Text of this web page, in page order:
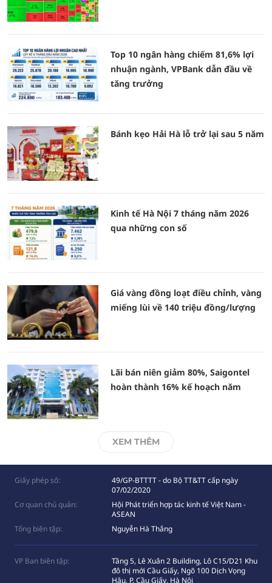
Top 10 ngân hàng chiếm 81,6% lợi
nhuận ngành, VPBank dẫn đầu về
tăng trưởng
Bánh kẹo Hải Hà lỗ trở lại sau 5 năm
Kinh tế Hà Nội 7 tháng năm 2026
qua những con số
Giá vàng đồng loạt điều chỉnh, vàng
miếng lùi về 140 triệu đồng/lượng
Lãi bán niên giảm 80%, Saigontel
hoàn thành 16% kế hoạch năm
XEM THÊM
Giấy phép số:
49/GP-BTTTT - do Bộ TT&TT cấp ngày
07/02/2020
Cơ quan chủ quản:
Hội Phát triển hợp tác kinh tế Việt Nam -
ASEAN
Tổng biên tập:
Nguyễn Hà Thắng
VP Ban biên tập:
Tầng 5, Lê Xuân 2 Building, Lô C15/D21 Khu
đô thị mới Cầu Giấy, Ngõ 100 Dịch Vọng
Hâụ, P. Cầu Giấy, Hà Nội